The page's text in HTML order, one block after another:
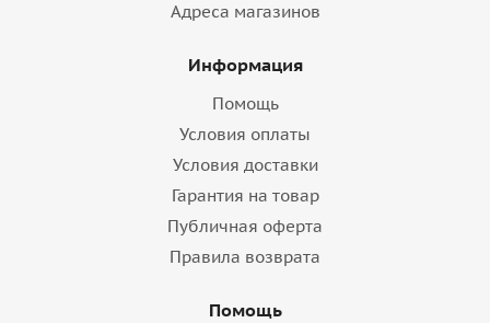
Адреса магазинов
Информация
Помощь
Условия оплаты
Условия доставки
Гарантия на товар
Публичная оферта
Правила возврата
Помощь